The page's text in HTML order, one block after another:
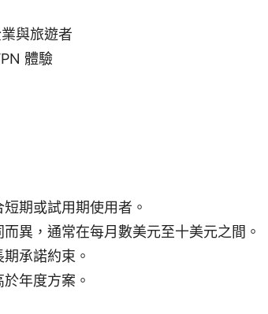
與旅遊者
體驗
期或試用期使用者。
異，通常在每月數美元至十美元之間。
承諾約束。
年度方案。